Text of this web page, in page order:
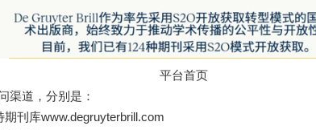
平台首页
渠道，分别是：
刊库www.degruyterbrill.com